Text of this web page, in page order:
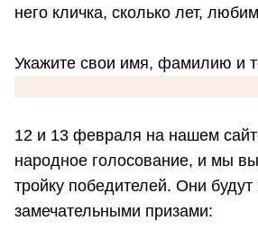
него кличка, сколько лет,
Укажите свои имя, фамилию и
12 и 13 февраля на нашем
народное голосование, и мы
тройку победителей. Они
замечательными призами: